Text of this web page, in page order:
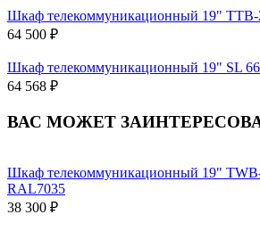
Шкаф телекоммуникационный 19"
64 500 ₽
Шкаф телекоммуникационный 19" SL
64 568 ₽
ВАС МОЖЕТ
Шкаф телекоммуникационный 19"
RAL7035
38 300 ₽